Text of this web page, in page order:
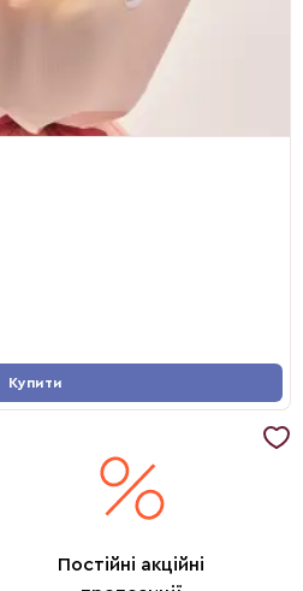
Купити
Постійні акційні